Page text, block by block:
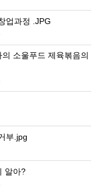
업과정 .JPG
부.jpg
알아?